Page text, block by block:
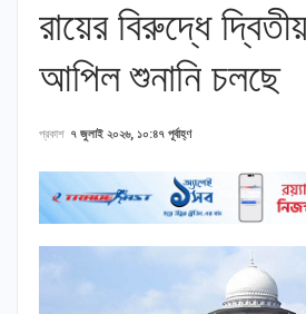
রায়ের বিরুদ্ধে
আপিল শুনানি চলছে
প্রকাশ ৭ জুলাই ২০২৬, ১০:৪৭ পূর্বাহ্ণ